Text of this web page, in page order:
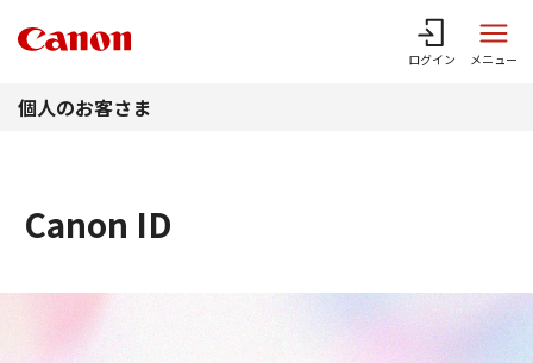
ログイン メニュー
個人のお客さま
Canon ID